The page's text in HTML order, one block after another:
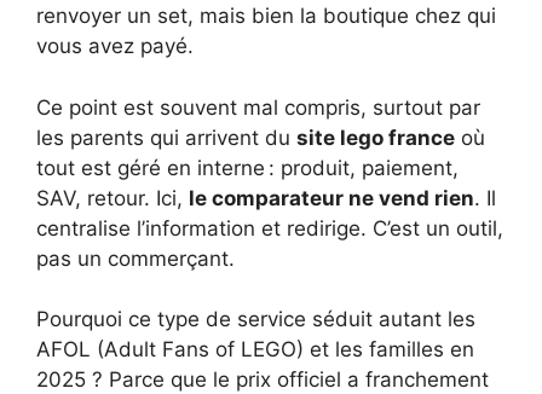
renvoyer un set, mais bien la boutique chez qui
vous avez payé.
Ce point est souvent mal compris, surtout par
les parents qui arrivent du site lego france où
tout est géré en interne : produit, paiement,
SAV, retour. Ici, le comparateur ne vend rien. Il
centralise l’information et redirige. C’est un outil,
pas un commerçant.
Pourquoi ce type de service séduit autant les
AFOL (Adult Fans of LEGO) et les familles en
2025 ? Parce que le prix officiel a franchement